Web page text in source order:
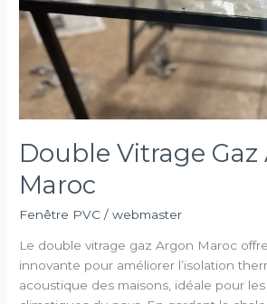
Double Vitrage Gaz
Maroc
Fenêtre PVC /webmaster
Le double vitrage gaz Argon Maroc
innovante pour améliorer l’isolation
acoustique des maisons, idéale pour